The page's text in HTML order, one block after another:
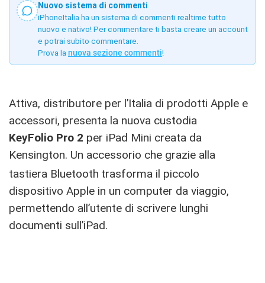
Nuovo sistema di commenti
iPhoneItalia ha un sistema di commenti realtime tutto
nuovo e nativo! Per commentare ti basta creare un account
e potrai subito commentare.
Prova la nuova sezione commenti!
Attiva, distributore per l’Italia di prodotti Apple e
accessori, presenta la nuova custodia
KeyFolio Pro 2 per iPad Mini creata da
Kensington. Un accessorio che grazie alla
tastiera Bluetooth trasforma il piccolo
dispositivo Apple in un computer da viaggio,
permettendo all’utente di scrivere lunghi
documenti sull’iPad.